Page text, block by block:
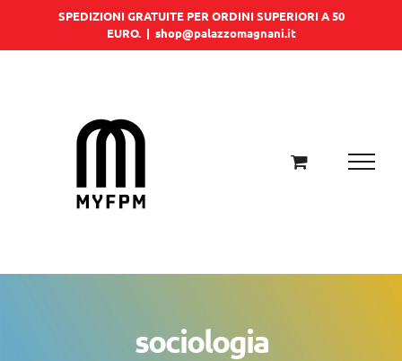
SPEDIZIONI GRATUITE PER ORDINI SUPERIORI A 50
EURO. | shop@palazzomagnani.it
sociologia